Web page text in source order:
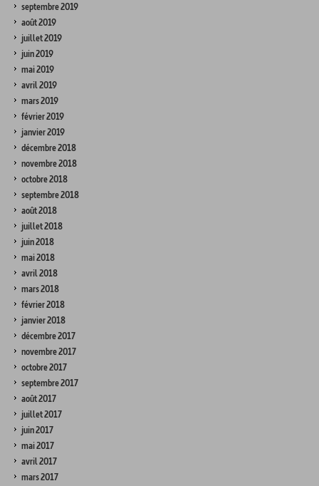
septembre 2019
août 2019
juillet 2019
juin 2019
mai 2019
avril 2019
mars 2019
février 2019
janvier 2019
décembre 2018
novembre 2018
octobre 2018
septembre 2018
août 2018
juillet 2018
juin 2018
mai 2018
avril 2018
mars 2018
février 2018
janvier 2018
décembre 2017
novembre 2017
octobre 2017
septembre 2017
août 2017
juillet 2017
juin 2017
mai 2017
avril 2017
mars 2017